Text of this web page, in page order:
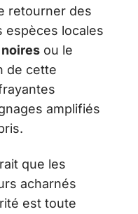
retourner des
espèces locales
ou le
de cette
amplifiés
que les
acharnés
est toute